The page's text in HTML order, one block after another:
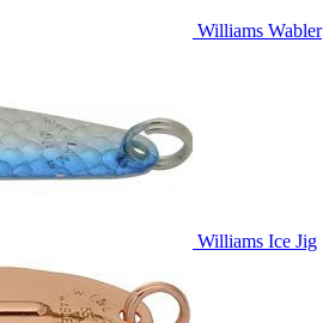
Williams Wabler
Williams Ice Jig